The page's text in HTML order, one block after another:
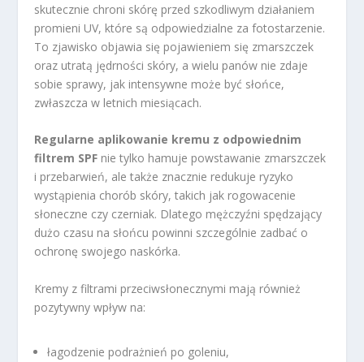
skutecznie chroni skórę przed szkodliwym działaniem
promieni UV, które są odpowiedzialne za fotostarzenie.
To zjawisko objawia się pojawieniem się zmarszczek
oraz utratą jędrności skóry, a wielu panów nie zdaje
sobie sprawy, jak intensywne może być słońce,
zwłaszcza w letnich miesiącach.
Regularne aplikowanie kremu z odpowiednim
filtrem SPF nie tylko hamuje powstawanie zmarszczek
i przebarwień, ale także znacznie redukuje ryzyko
wystąpienia chorób skóry, takich jak rogowacenie
słoneczne czy czerniak. Dlatego mężczyźni spędzający
dużo czasu na słońcu powinni szczególnie zadbać o
ochronę swojego naskórka.
Kremy z filtrami przeciwsłonecznymi mają również
pozytywny wpływ na:
łagodzenie podrażnień po goleniu,